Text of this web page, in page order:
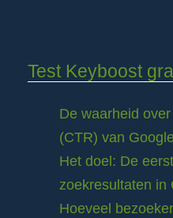
Test Keyboost
De waarheid
(CTR) van
Het doel: De
zoekresultaten in
Hoeveel